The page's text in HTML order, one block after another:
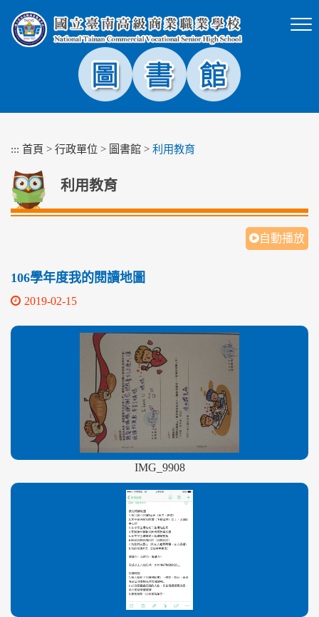
塊
::: 首頁 > 行政單位 > 圖書館 > 利用教育
利用教育
自動播放
106學年度我的閱讀地圖
2019-02-15
IMG_9908